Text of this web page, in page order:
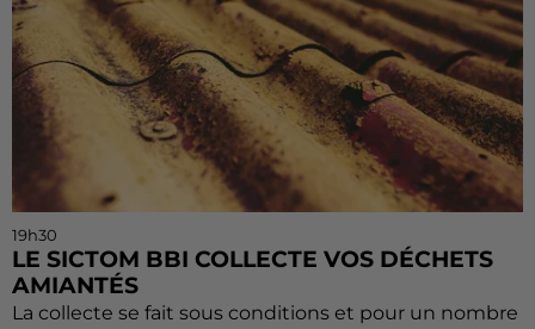
19h30
LE SICTOM BBI COLLECTE VOS DÉCHETS
AMIANTÉS
La collecte se fait sous conditions et pour un nombre